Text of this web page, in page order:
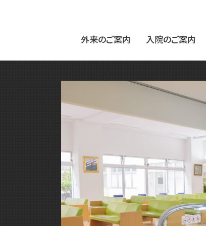
外来のご案内 入院のご案内